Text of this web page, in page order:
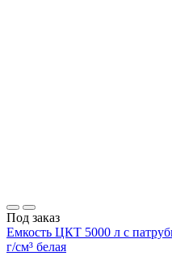
Под заказ
Емкость ЦКТ 5000 л с
г/см³ белая